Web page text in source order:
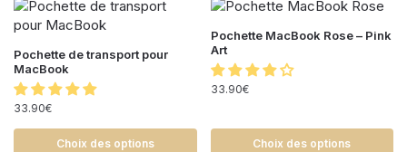
Pochette de transport pour
MacBook
33.90€
Choix des options
Pochette MacBook Rose – Pink
Art
33.90€
Choix des options